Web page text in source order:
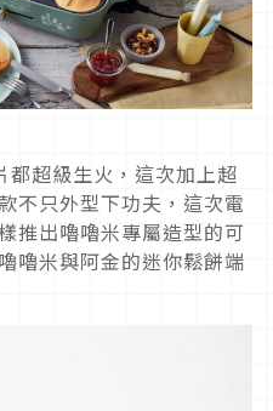
超級生火，這次加上超
不只外型下功夫，這次電
推出嚕嚕米專屬造型的可
嚕米與阿金的迷你鬆餅端